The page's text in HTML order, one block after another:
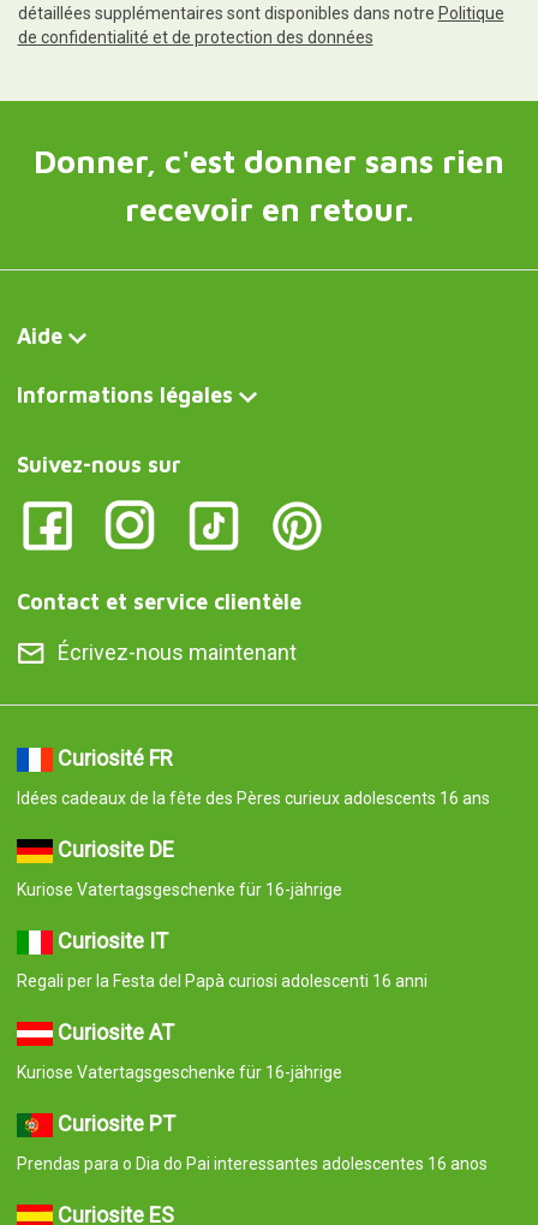
détaillées supplémentaires sont disponibles dans notre Politique
de confidentialité et de protection des données
Donner, c'est donner sans rien
recevoir en retour.
Aide
Informations légales
Suivez-nous sur
Contact et service clientèle
Écrivez-nous maintenant
Curiosité FR
Idées cadeaux de la fête des Pères curieux adolescents 16 ans
Curiosite DE
Kuriose Vatertagsgeschenke für 16-jährige
Curiosite IT
Regali per la Festa del Papà curiosi adolescenti 16 anni
Curiosite AT
Kuriose Vatertagsgeschenke für 16-jährige
Curiosite PT
Prendas para o Dia do Pai interessantes adolescentes 16 anos
Curiosite ES